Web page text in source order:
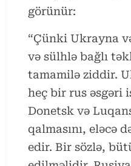
görünür:
“Çünki Ukrayna
və sülhlə bağlı
tamamilə ziddir.
heç bir rus əsgəri
Donetsk və
qalmasını, eləcə
edir. Bir sözlə,